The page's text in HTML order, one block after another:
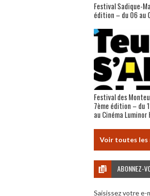
Festival Sadique-
édition – du 06 au
Festival des
7ème édition – du
au Cinéma
Voir toutes les
ABONNEZ-
Saisissez votre e-